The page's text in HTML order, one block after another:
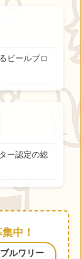
ビールブロ
ー認定の総
中！
ルワリー